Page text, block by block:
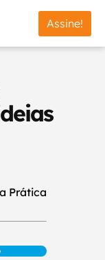
Assine!
Prática